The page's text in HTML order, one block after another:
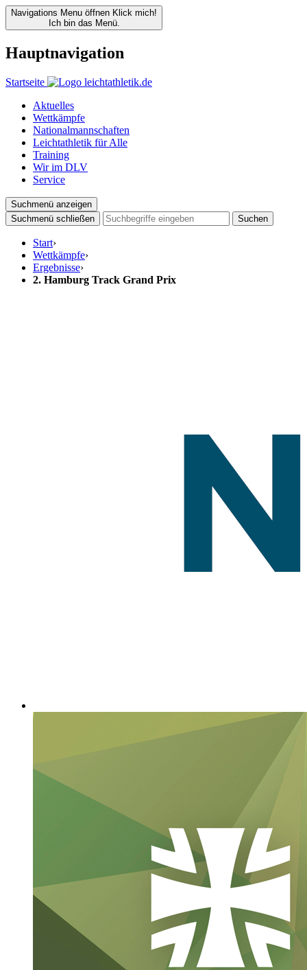
Navigations Menu öffnen Klick mich!
Ich bin das Menü.
Hauptnavigation
Startseite
Aktuelles
Wettkämpfe
Nationalmannschaften
Leichtathletik für Alle
Training
Wir im DLV
Service
Suchmenü anzeigen
Suchmenü schließen
Suchen
Start›
Wettkämpfe›
Ergebnisse›
2. Hamburg Track Grand Prix